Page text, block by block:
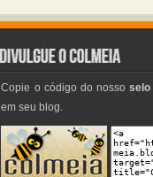
Copie o código do nossoselo
em seu blog.